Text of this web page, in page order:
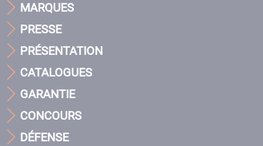
MARQUES
PRESSE
PRÉSENTATION
CATALOGUES
GARANTIE
CONCOURS
DÉFENSE